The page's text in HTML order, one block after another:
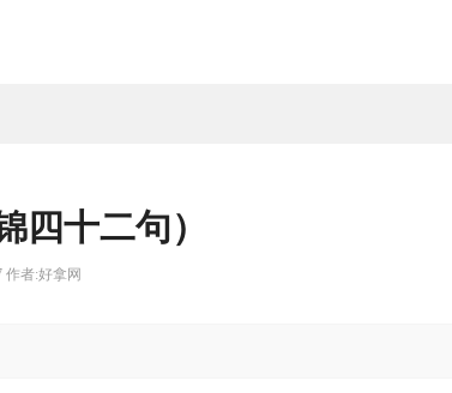
四十二句）
作者:好拿网